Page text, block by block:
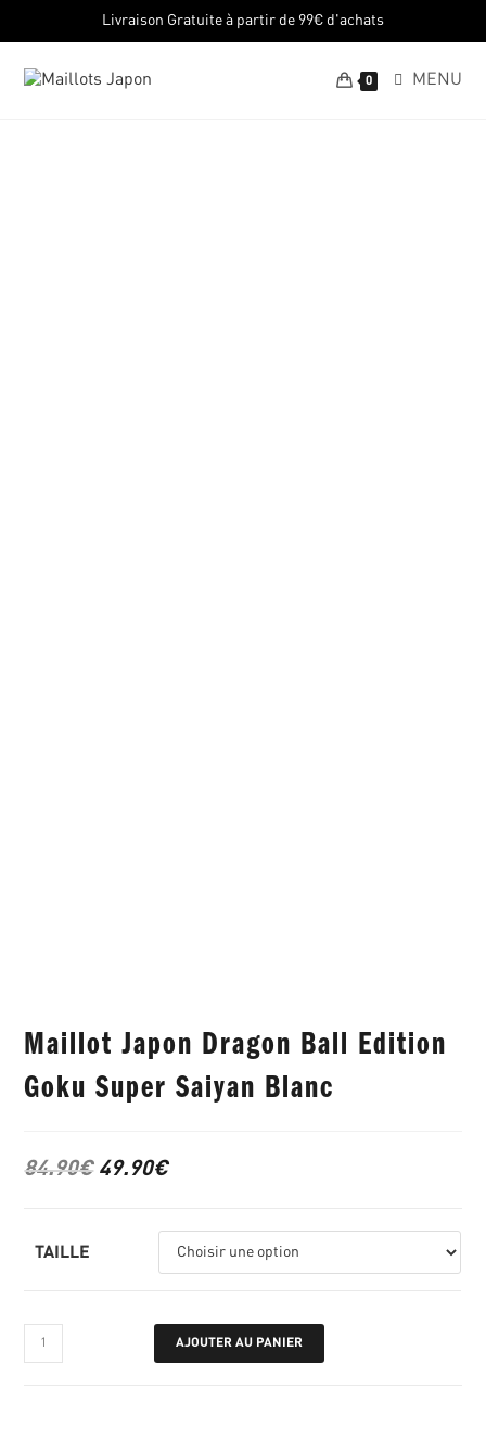
Livraison Gratuite à partir de 99€ d'achats
0 MENU
Maillot Japon Dragon Ball Edition
Goku Super Saiyan Blanc
84.90€ 49.90€
TAILLE
AJOUTER AU PANIER